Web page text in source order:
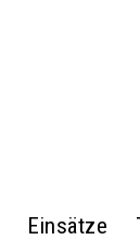
Einsätze